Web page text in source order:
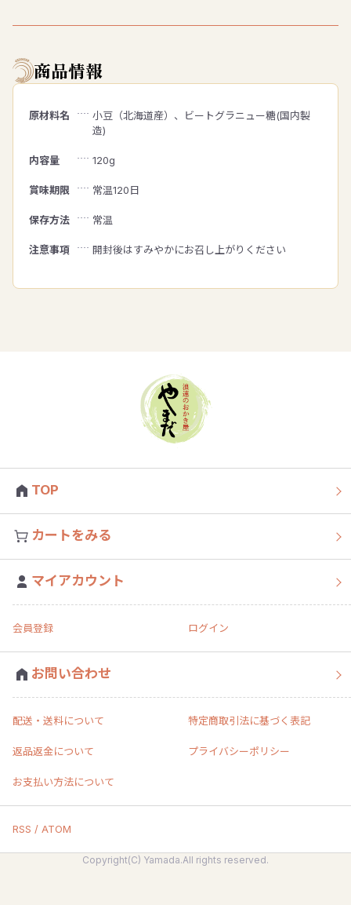
商品情報
原材料名
小豆（北海道産）、ビートグラニュー糖(国内製
造)
内容量 120g
賞味期限 常温120日
保存方法 常温
注意事項 開封後はすみやかにお召し上がりください
TOP
カートをみる
マイアカウント
会員登録 ログイン
お問い合わせ
配送・送料について 特定商取引法に基づく表記
返品返金について プライバシーポリシー
お支払い方法について
RSS / ATOM
Copyright(C) Yamada.All rights reserved.